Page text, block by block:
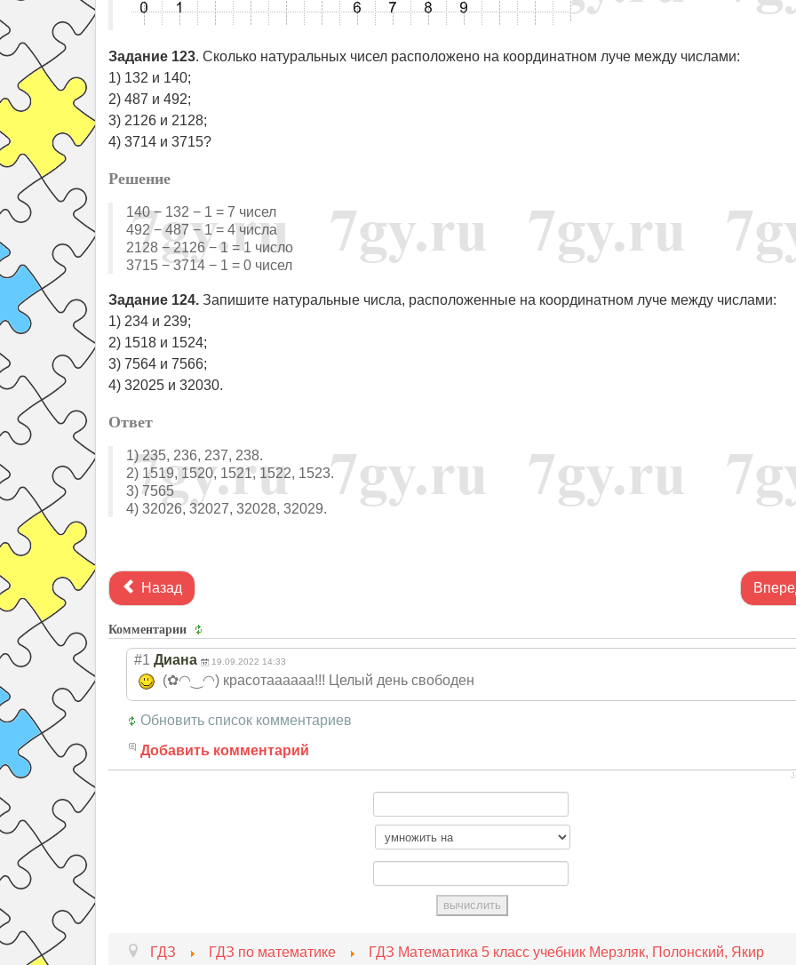
Задание 123. Сколько натуральных чисел расположено на координатном луче между числами:
1) 132 и 140;
2) 487 и 492;
3) 2126 и 2128;
4) 3714 и 3715?
Решение
140 − 132 − 1 = 7 чисел
492 − 487 − 1 = 4 числа
2128 − 2126 − 1 = 1 число
3715 − 3714 − 1 = 0 чисел
Задание 124. Запишите натуральные числа, расположенные на координатном луче между числами:
1) 234 и 239;
2) 1518 и 1524;
3) 7564 и 7566;
4) 32025 и 32030.
Ответ
1) 235, 236, 237, 238.
2) 1519, 1520, 1521, 1522, 1523.
3) 7565
4) 32026, 32027, 32028, 32029.
Назад
Комментарии
#1 Диана 19.09.2022 14:33
(✿◠‿◠) красотаааааа!!! Целый день свободен
Обновить список комментариев
Добавить комментарий
ГДЗ ГДЗ по математике ГДЗ Математика 5 класс учебник Мерзляк, Полонский, Якир